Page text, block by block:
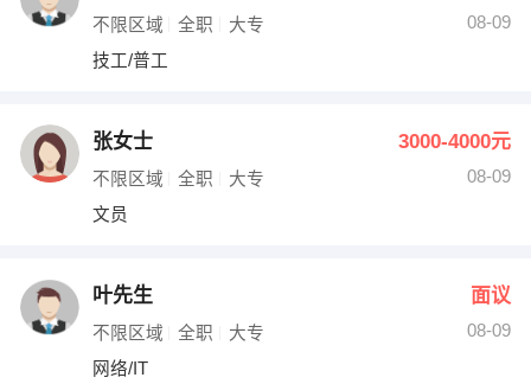
不限区域 全职 大专
08-09
技工/普工
张女士 3000-4000元
不限区域 全职 大专
08-09
文员
叶先生 面议
不限区域 全职 大专
08-09
网络/IT